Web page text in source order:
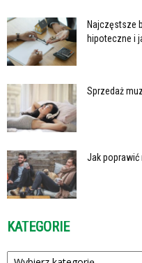
Najczęstsze
hipoteczne i
Sprzedaż
Jak poprawić
KATEGORIE
Kategorie